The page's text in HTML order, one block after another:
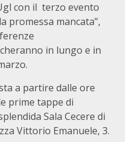
con il terzo evento
promessa mancata”,
in lungo e in
a partire dalle ore
prime tappe di
Sala Cecere di
Vittorio Emanuele, 3.